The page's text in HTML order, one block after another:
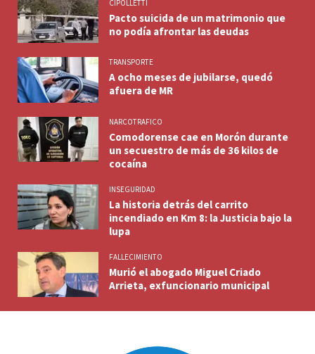
CIPOLLETTI
Pacto suicida de un matrimonio que
no podía afrontar las deudas
TRANSPORTE
A ocho meses de jubilarse, quedó
afuera de MR
NARCOTRAFICO
Comodorense cae en Morón durante
un secuestro de más de 36 kilos de
cocaína
INSEGURIDAD
La historia detrás del carrito
incendiado en Km 8: la Justicia bajo la
lupa
FALLECIMIENTO
Murió el abogado Miguel Criado
Arrieta, exfuncionario municipal